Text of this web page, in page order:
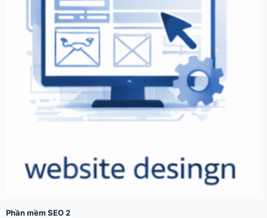
chọn
có
thể
được
chọn
trên
trang
sản
Phần mềm SEO 2